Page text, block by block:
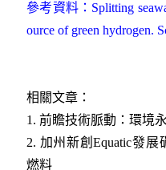
參考資料：Splitting
ource of green hydrogen.
相關文章：
1. 前瞻技術脈動：環境永
2. 加州新創Equatic發
燃料